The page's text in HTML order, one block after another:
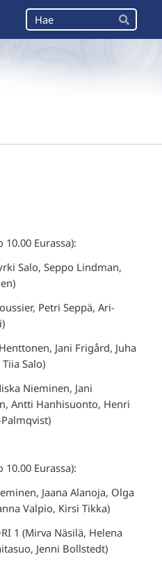
Haku
Hae
Liitto
Eurassa):
Salo, Seppo Lindman,
Petri Seppä, Ari-
Henttonen, Jani Frigård, Juha
Salo)
Nieminen, Jani
Antti Hanhisuonto, Henri
Eurassa):
Jaana Alanoja, Olga
Valpio, Kirsi Tikka)
1 (Mirva Näsilä, Helena
Jenni Bollstedt)